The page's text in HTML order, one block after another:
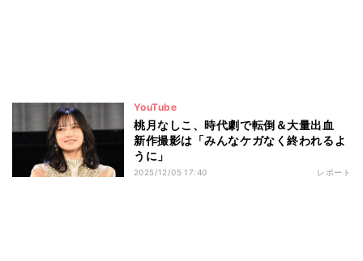
YouTube
桃月なしこ、時代劇で転倒＆大量出血
新作撮影は「みんなケガなく終われるよ
うに」
2025/12/05 17:40 レポート